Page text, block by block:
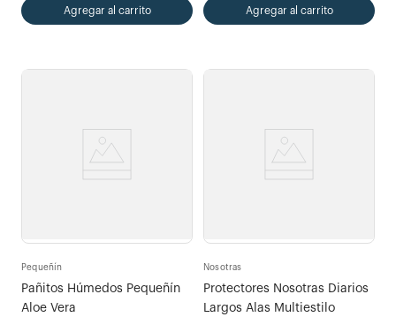
Agregar al carrito Agregar al carrito
Pequeñín
Pañitos Húmedos Pequeñín
Aloe Vera
Nosotras
Protectores Nosotras Diarios
Largos Alas Multiestilo